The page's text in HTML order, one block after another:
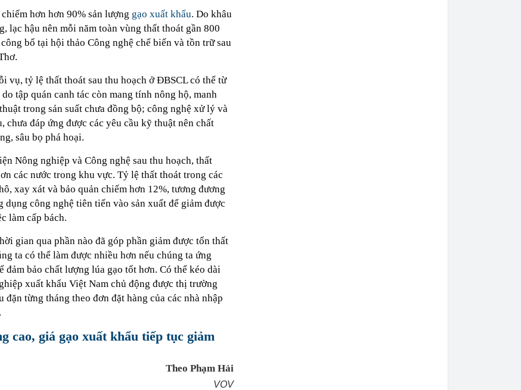
người dân không gửi hình ảnh, thông tin sau qua
trong bóng tối, nhưng lập tức biến mất khi bật đèn?
10 tạo niềm tin để doanh nghiệp châu Âu mở
Nam
mái Nhật 90m² khoảng bao nhiêu?
bé trai bị bỏ rơi, nuôi khôn lớn, chia cả căn nhà:
khiến nhiều người xúc động
bất ngờ tăng giá 5% chỉ trong một phiên: Điều gì
TẾT NGUYÊN ĐÁN ĐINH MÙI, NGHỈ LỄ
hơn hơn 90% sản lượng gạo xuất khẩu. Do khâu
lạc hậu nên mỗi năm toàn vùng thất thoát gần 800
bố tại hội thảo Công nghệ chế biến và tồn trữ sau
vụ, tỷ lệ thất thoát sau thu hoạch ở ĐBSCL có thể từ
tập quán canh tác còn mang tính nông hộ, manh
trong sản suất chưa đồng bộ; công nghệ xử lý và
chưa đáp ứng được các yêu cầu kỹ thuật nên chất
sâu bọ phá hoại.
Nông nghiệp và Công nghệ sau thu hoạch, thất
các nước trong khu vực. Tỷ lệ thất thoát trong các
xay xát và bảo quản chiếm hơn 12%, tương đương
công nghệ tiên tiến vào sản xuất để giảm được
làm cấp bách.
gian qua phần nào đã góp phần giảm được tổn thất
ta có thể làm được nhiều hơn nếu chúng ta ứng
đảm bảo chất lượng lúa gạo tốt hơn. Có thể kéo dài
xuất khẩu Việt Nam chủ động được thị trường
đặn từng tháng theo đơn đặt hàng của các nhà nhập
cao, giá gạo xuất khẩu tiếp tục giảm
Theo Phạm Hải
VOV